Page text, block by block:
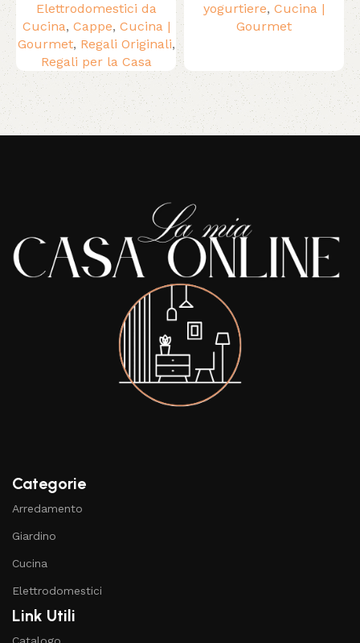
Elettrodomestici da
Cucina, Cappe, Cucina |
Gourmet, Regali Originali,
Regali per la Casa
yogurtiere, Cucina |
Gourmet
Read More
Categorie
Arredamento
Giardino
Cucina
Elettrodomestici
Link Utili